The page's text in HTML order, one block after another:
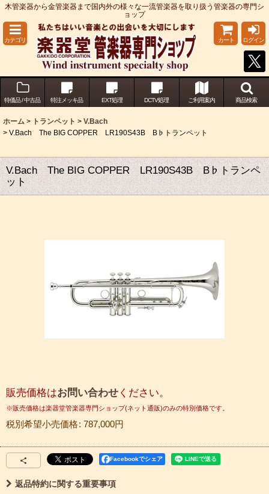
木管楽器から金管楽器まで国内外の様々な一流管楽器を取り扱う管楽器の専門シ
ョップ
カテゴリ カート ログイン
特価品 / 中古品 特注メッキ品 EXT処理 DCTV処理 ご利用案内 商品検索
ホーム > トランペット > V.Bach
> V.Bach The BIG COPPER LR190S43B B♭トランペット
V.Bach The BIG COPPER LR190S43B B♭トランペ
ット
販売価格はお問い合わせ ください。
税別希望小売価格: 787,000円
Facebookでシェア
返品特約に関する重要事項